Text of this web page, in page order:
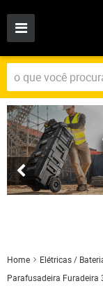
Home Elétricas /
Parafusadeira Furadeira